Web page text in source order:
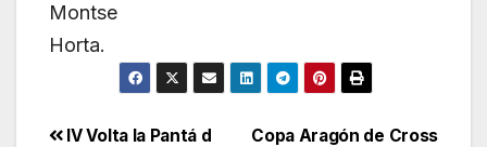
Montse
Horta.
Copa Aragón de Cross
IV Volta la Pantá d